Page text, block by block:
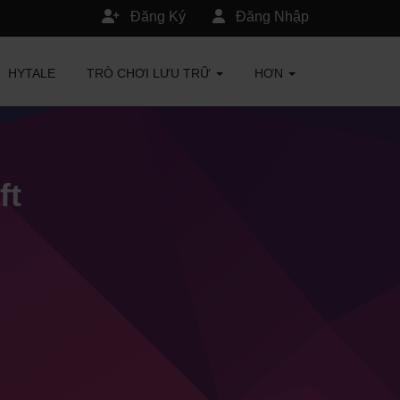
Đăng Nhập
Đăng Ký
HYTALE TRÒ CHƠI LƯU TRỮ HƠN